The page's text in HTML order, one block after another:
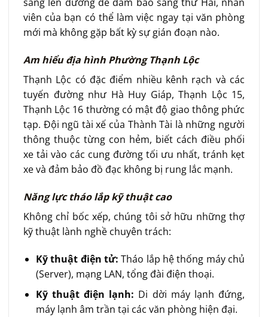
viên của bạn có thể làm việc ngay tại văn phòng
mới mà không gặp bất kỳ sự gián đoạn nào.
Am hiểu địa hình Phường Thạnh Lộc
Thạnh Lộc có đặc điểm nhiều kênh rạch và các
tuyến đường như Hà Huy Giáp, Thạnh Lộc 15,
Thạnh Lộc 16 thường có mật độ giao thông phức
tạp. Đội ngũ tài xế của Thành Tài là những người
thông thuộc từng con hẻm, biết cách điều phối
xe tải vào các cung đường tối ưu nhất, tránh kẹt
xe và đảm bảo đồ đạc không bị rung lắc mạnh.
Năng lực tháo lắp kỹ thuật cao
Không chỉ bốc xếp, chúng tôi sở hữu những thợ
kỹ thuật lành nghề chuyên trách:
Kỹ thuật điện tử: Tháo lắp hệ thống máy chủ
(Server), mạng LAN, tổng đài điện thoại.
Kỹ thuật điện lạnh: Di dời máy lạnh đứng,
máy lạnh âm trần tại các văn phòng hiện đại.